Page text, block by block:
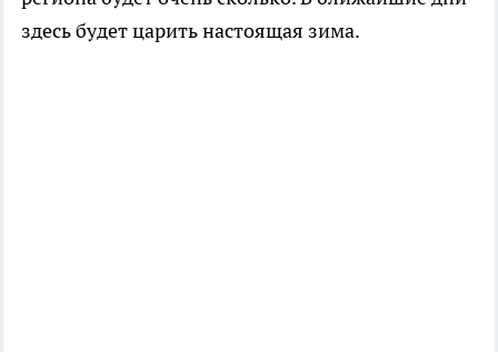
здесь будет царить настоящая зима.